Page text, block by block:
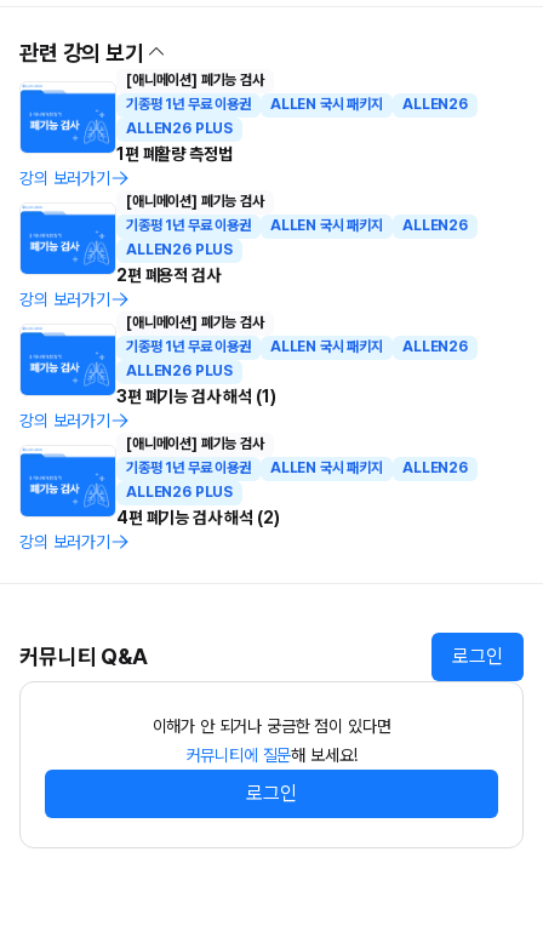
관련 강의 보기
[애니메이션] 폐기능 검사
기종평 1년 무료 이용권
ALLEN 국시 패키지
ALLEN26
ALLEN26 PLUS
1편 폐활량 측정법
강의 보러가기
[애니메이션] 폐기능 검사
기종평 1년 무료 이용권
ALLEN 국시 패키지
ALLEN26
ALLEN26 PLUS
2편 폐용적 검사
강의 보러가기
[애니메이션] 폐기능 검사
기종평 1년 무료 이용권
ALLEN 국시 패키지
ALLEN26
ALLEN26 PLUS
3편 폐기능 검사 해석 (1)
강의 보러가기
[애니메이션] 폐기능 검사
기종평 1년 무료 이용권
ALLEN 국시 패키지
ALLEN26
ALLEN26 PLUS
4편 폐기능 검사 해석 (2)
강의 보러가기
커뮤니티 Q&A 로그인
이해가 안 되거나 궁금한 점이 있다면
커뮤니티에 질문해 보세요!
로그인